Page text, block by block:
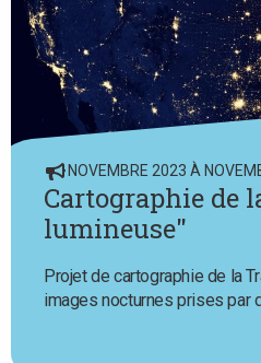
NOVEMBRE 2023 À
Cartographie de
lumineuse"
Projet de cartographie de la
images nocturnes prises par